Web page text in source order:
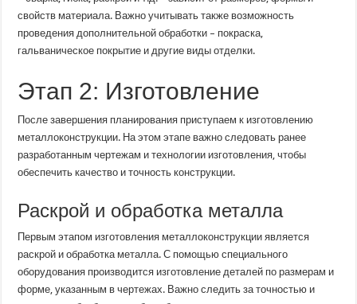
свойств материала. Важно учитывать также возможность
проведения дополнительной обработки – покраска,
гальваническое покрытие и другие виды отделки.
Этап 2: Изготовление
После завершения планирования приступаем к изготовлению
металлоконструкции. На этом этапе важно следовать ранее
разработанным чертежам и технологии изготовления, чтобы
обеспечить качество и точность конструкции.
Раскрой и обработка металла
Первым этапом изготовления металлоконструкции является
раскрой и обработка металла. С помощью специального
оборудования производится изготовление деталей по размерам и
форме, указанным в чертежах. Важно следить за точностью и